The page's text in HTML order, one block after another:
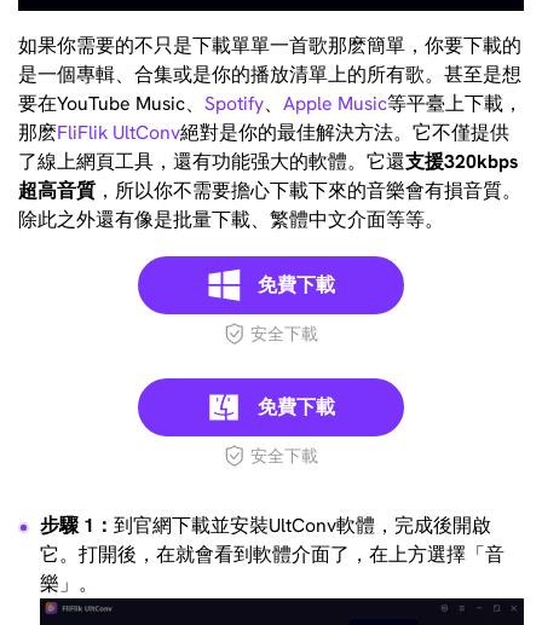
如果你需要的不只是下載單單一首歌那麽簡單，你要下載的
是一個專輯、合集或是你的播放清單上的所有歌。甚至是想
要在YouTube Music、 Spotify、 Apple Music等平臺上下載，
那麽FliFlik UltConv絕對是你的最佳解決方法。它不僅提供
了線上網頁工具，還有功能强大的軟體。它還支援320kbps
超高音質 ，所以你不需要擔心下載下來的音樂會有損音質。
除此之外還有像是批量下載、繁體中文介面等等。
免費下載
安全下載
免費下載
安全下載
步驟 1： 到官網下載並安裝UltConv軟體，完成後開啟
它。打開後，在就會看到軟體介面了，在上方選擇「音
樂」。